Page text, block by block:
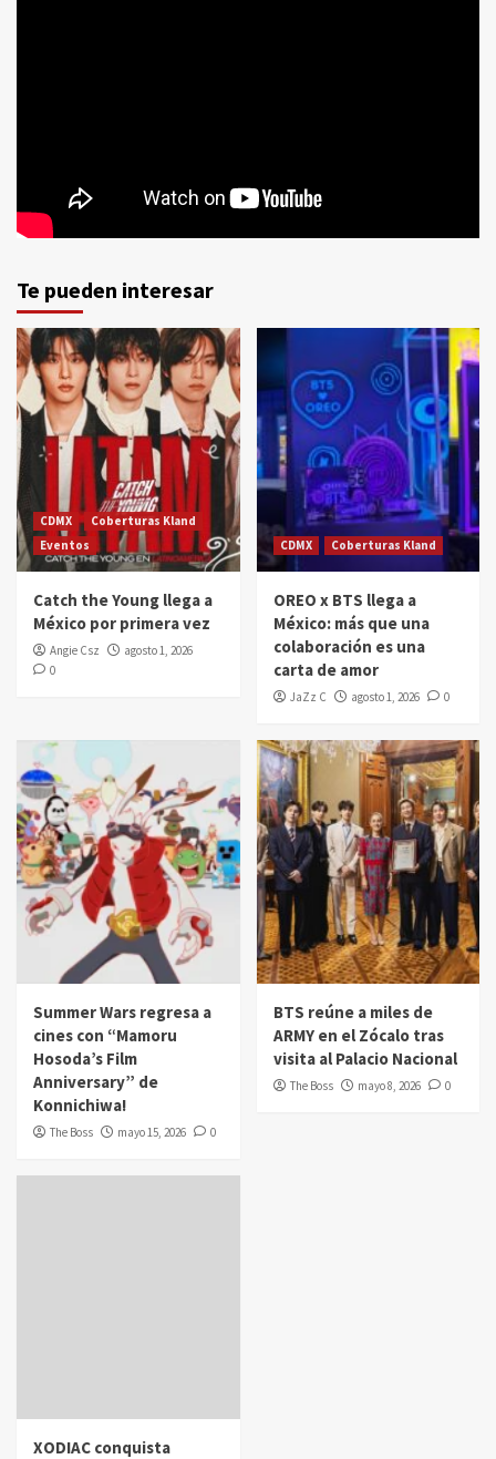
Te pueden interesar
CDMX
Coberturas Kland
Eventos
Catch the Young llega a
México por primera vez
Angie Csz
agosto 1, 2026
0
CDMX Coberturas Kland
OREO x BTS llega a
México: más que una
colaboración es una
carta de amor
JaZz C agosto 1, 2026 0
Summer Wars regresa a
cines con “Mamoru
Hosoda’s Film
Anniversary” de
Konnichiwa!
The Boss mayo 15, 2026 0
BTS reúne a miles de
ARMY en el Zócalo tras
visita al Palacio Nacional
The Boss mayo 8, 2026 0
XODIAC conquista